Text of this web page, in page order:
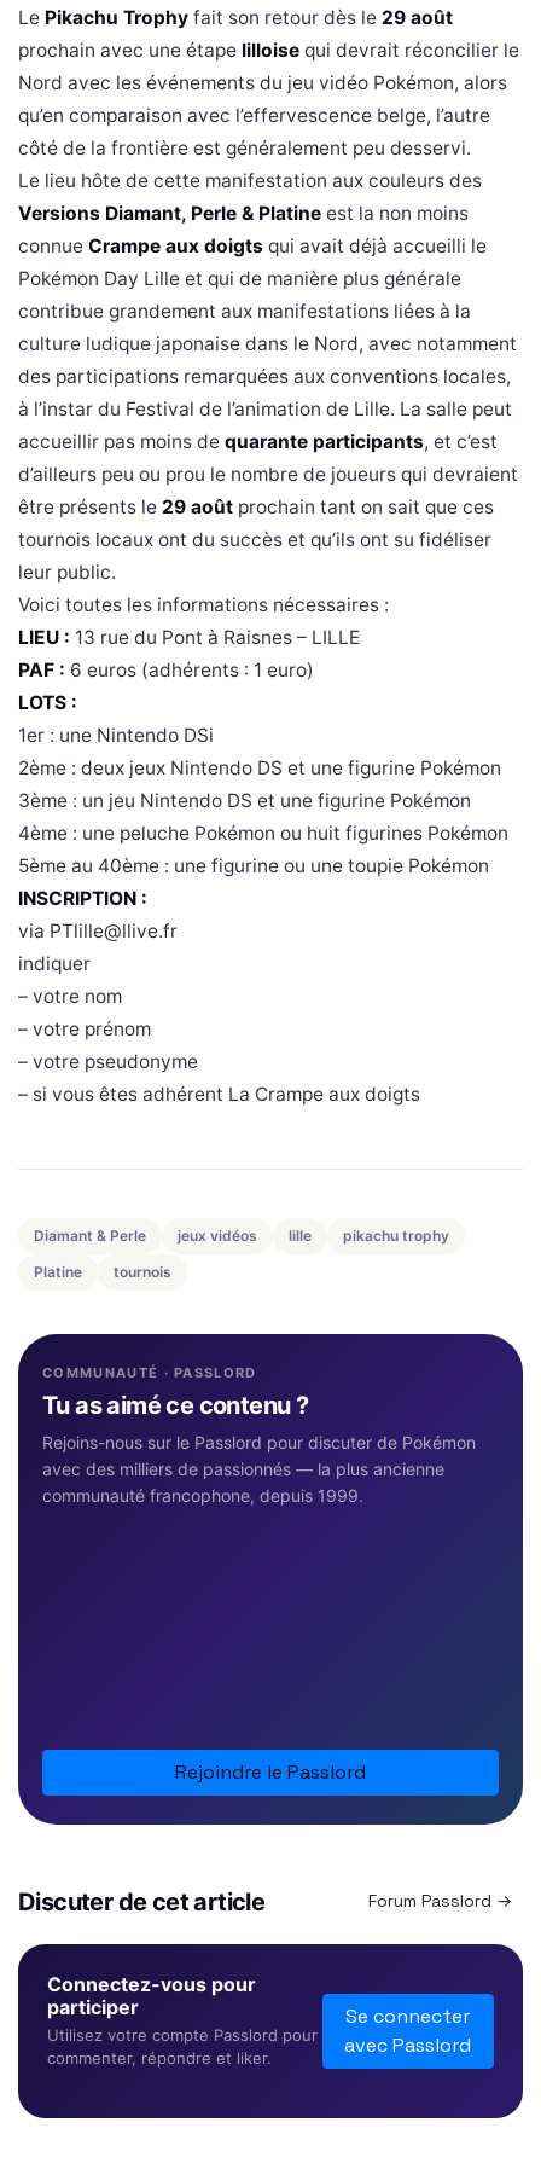
Le Pikachu Trophy fait son retour dès le 29 août
prochain avec une étape lilloise qui devrait réconcilier le
Nord avec les événements du jeu vidéo Pokémon, alors
qu’en comparaison avec l’effervescence belge, l’autre
côté de la frontière est généralement peu desservi.
Le lieu hôte de cette manifestation aux couleurs des
Versions Diamant, Perle & Platine est la non moins
connue Crampe aux doigts qui avait déjà accueilli le
Pokémon Day Lille et qui de manière plus générale
contribue grandement aux manifestations liées à la
culture ludique japonaise dans le Nord, avec notamment
des participations remarquées aux conventions locales,
à l’instar du Festival de l’animation de Lille. La salle peut
accueillir pas moins de quarante participants, et c’est
d’ailleurs peu ou prou le nombre de joueurs qui devraient
être présents le 29 août prochain tant on sait que ces
tournois locaux ont du succès et qu’ils ont su fidéliser
leur public.
Voici toutes les informations nécessaires :
LIEU : 13 rue du Pont à Raisnes – LILLE
PAF : 6 euros (adhérents : 1 euro)
LOTS :
1er : une Nintendo DSi
2ème : deux jeux Nintendo DS et une figurine Pokémon
3ème : un jeu Nintendo DS et une figurine Pokémon
4ème : une peluche Pokémon ou huit figurines Pokémon
5ème au 40ème : une figurine ou une toupie Pokémon
INSCRIPTION :
via PTlille@llive.fr
indiquer
– votre nom
– votre prénom
– votre pseudonyme
– si vous êtes adhérent La Crampe aux doigts
Diamant & Perle jeux vidéos lille
pikachu trophy
Platine
tournois
COMMUNAUTÉ · PASSLORD
Tu as aimé ce contenu ?
Rejoins-nous sur le Passlord pour discuter de Pokémon
avec des milliers de passionnés — la plus ancienne
communauté francophone, depuis 1999.
Rejoindre le Passlord
Discuter de cet article Forum Passlord →
Connectez-vous pour
participer
Utilisez votre compte Passlord pour
commenter, répondre et liker.
Se connecter
avec Passlord